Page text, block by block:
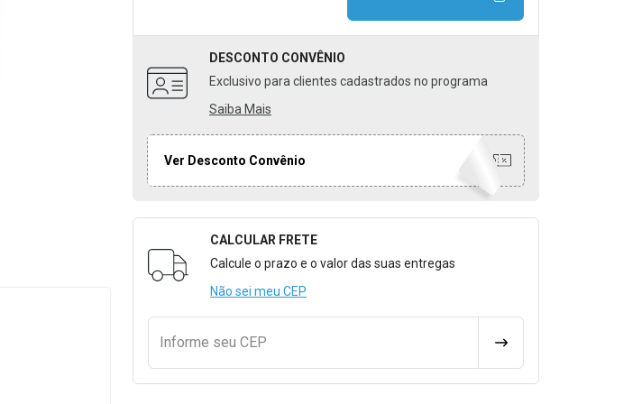
DESCONTO CONVÊNIO
Exclusivo para clientes cadastrados no programa
Saiba Mais
Ver Desconto Convênio
Formulário para Calcular o Frete
CALCULAR FRETE
Calcule o prazo e o valor das suas entregas
Não sei meu CEP
Informe seu CEP CALCULAR FRETE